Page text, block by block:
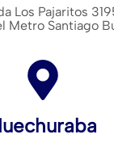
Los Pajaritos
Metro Santiago